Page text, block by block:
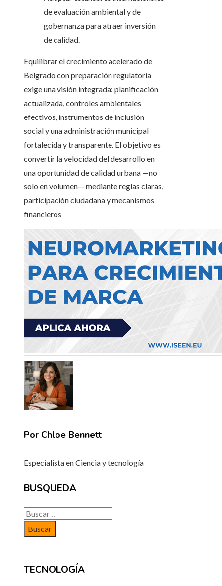
de evaluación ambiental y de
gobernanza para atraer inversión
de calidad.
Equilibrar el crecimiento acelerado de
Belgrado con preparación regulatoria
exige una visión integrada: planificación
actualizada, controles ambientales
efectivos, instrumentos de inclusión
social y una administración municipal
fortalecida y transparente. El objetivo es
convertir la velocidad del desarrollo en
una oportunidad de calidad urbana —no
solo en volumen— mediante reglas claras,
participación ciudadana y mecanismos
financieros
Por Chloe Bennett
Especialista en Ciencia y tecnología
BUSQUEDA
Buscar:
TECNOLOGÍA